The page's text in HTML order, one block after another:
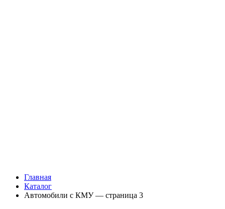
Главная
Каталог
Автомобили с КМУ — страница 3